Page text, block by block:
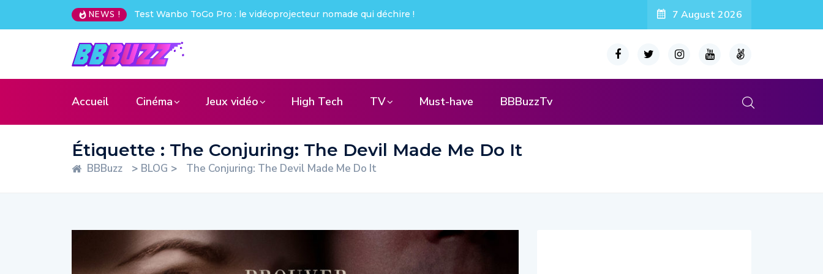
NEWS ! Test Wanbo ToGo Pro : le vidéoprojecteur nomade qui déchire ! 7 August 2026
Accueil Cinéma Jeux vidéo High Tech TV Must-have BBBuzzTv
Étiquette : The Conjuring: The Devil Made Me Do It
BBBuzz > BLOG > The Conjuring: The Devil Made Me Do It